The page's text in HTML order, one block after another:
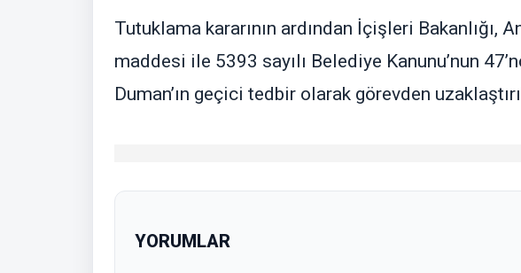
Tutuklama kararının ardından İçişleri Bakanlığı,
maddesi ile 5393 sayılı Belediye Kanunu’nun
Duman’ın geçici tedbir olarak görevden
YORUMLAR